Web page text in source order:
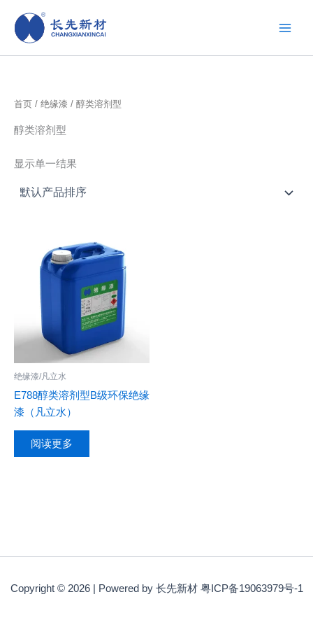
容
首页 / 绝缘漆 / 醇类溶剂型
醇类溶剂型
显示单一结果
绝缘漆/凡立水
E788醇类溶剂型B级环保绝缘
漆（凡立水）
阅读更多
Copyright © 2026 | Powered by 长先新材 粤ICP备19063979号-1